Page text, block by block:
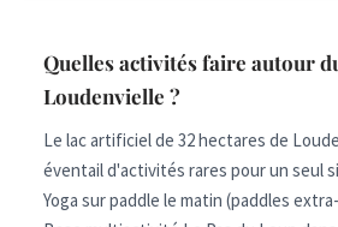
Quelles activités faire autour
Loudenvielle ?
Le lac artificiel de 32 hectares de
éventail d'activités rares pour un seul
Yoga sur paddle le matin (paddles